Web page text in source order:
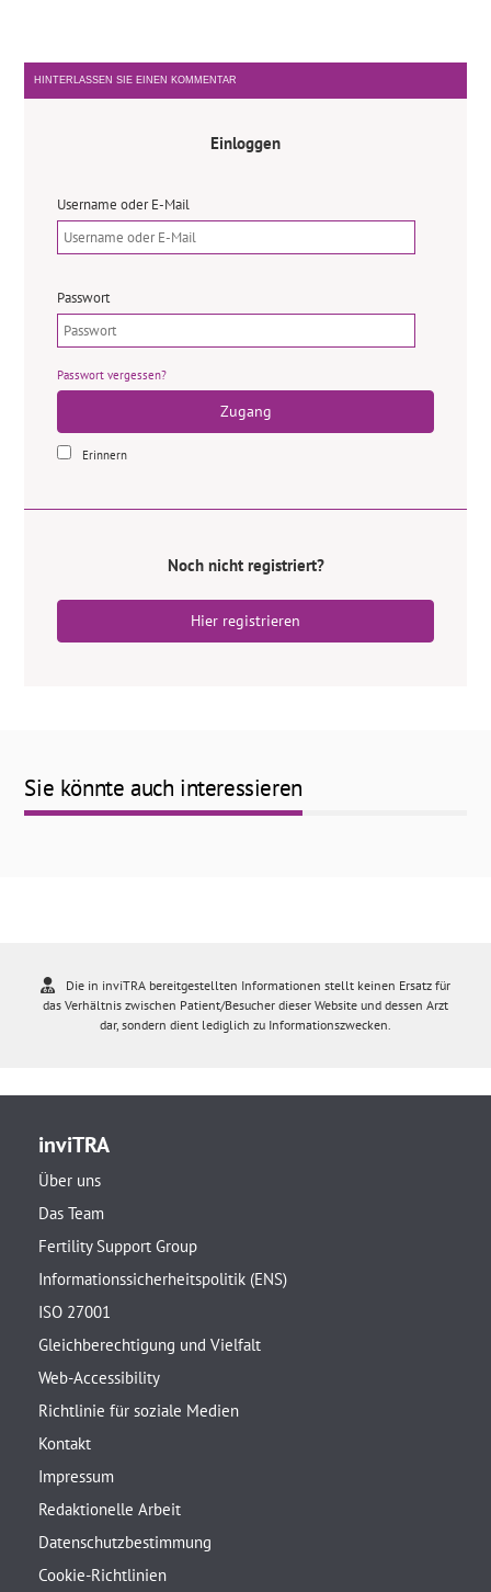
HINTERLASSEN SIE EINEN KOMMENTAR
Einloggen
Username oder E-Mail
Passwort
Passwort vergessen?
Zugang
Erinnern
Noch nicht registriert?
Hier registrieren
Sie könnte auch interessieren
Die in inviTRA bereitgestellten Informationen stellt keinen Ersatz für
das Verhältnis zwischen Patient/Besucher dieser Website und dessen Arzt
dar, sondern dient lediglich zu Informationszwecken.
inviTRA
Über uns
Das Team
Fertility Support Group
Informationssicherheitspolitik (ENS)
ISO 27001
Gleichberechtigung und Vielfalt
Web-Accessibility
Richtlinie für soziale Medien
Kontakt
Impressum
Redaktionelle Arbeit
Datenschutzbestimmung
Cookie-Richtlinien